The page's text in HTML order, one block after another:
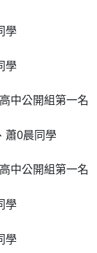
學
學
中公開組第一名
蕭0晨同學
中公開組第一名
學
學